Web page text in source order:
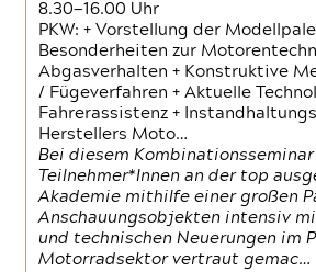
8.30—16.00 Uhr
PKW: + Vorstellung der
Besonderheiten zur
Abgasverhalten + Konstruktive
/ Fügeverfahren + Aktuelle
Fahrerassistenz +
Herstellers Moto…
Bei diesem
Teilnehmer*Innen an der top
Akademie mithilfe einer großen
Anschauungsobjekten intensiv
und technischen Neuerungen im
Motorradsektor vertraut gemac…